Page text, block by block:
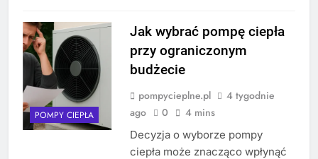
POMPY CIEPŁA
Jak wybrać pompę ciepła
przy ograniczonym
budżecie
pompycieplne.pl
4 tygodnie
ago
0 4 mins
Decyzja o wyborze pompy
ciepła może znacząco wpłynąć